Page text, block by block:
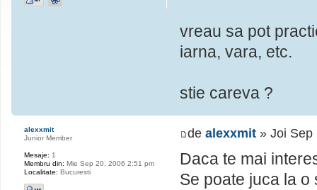
vreau sa pot
iarna, vara, etc.
stie careva ?
de alexxmit » Joi Sep
Daca te mai
Se poate juca la o
alexxmit
Junior Member
Mesaje: 1
Membru din: Mie Sep 20, 2006 2:51 pm
Localitate: Bucuresti